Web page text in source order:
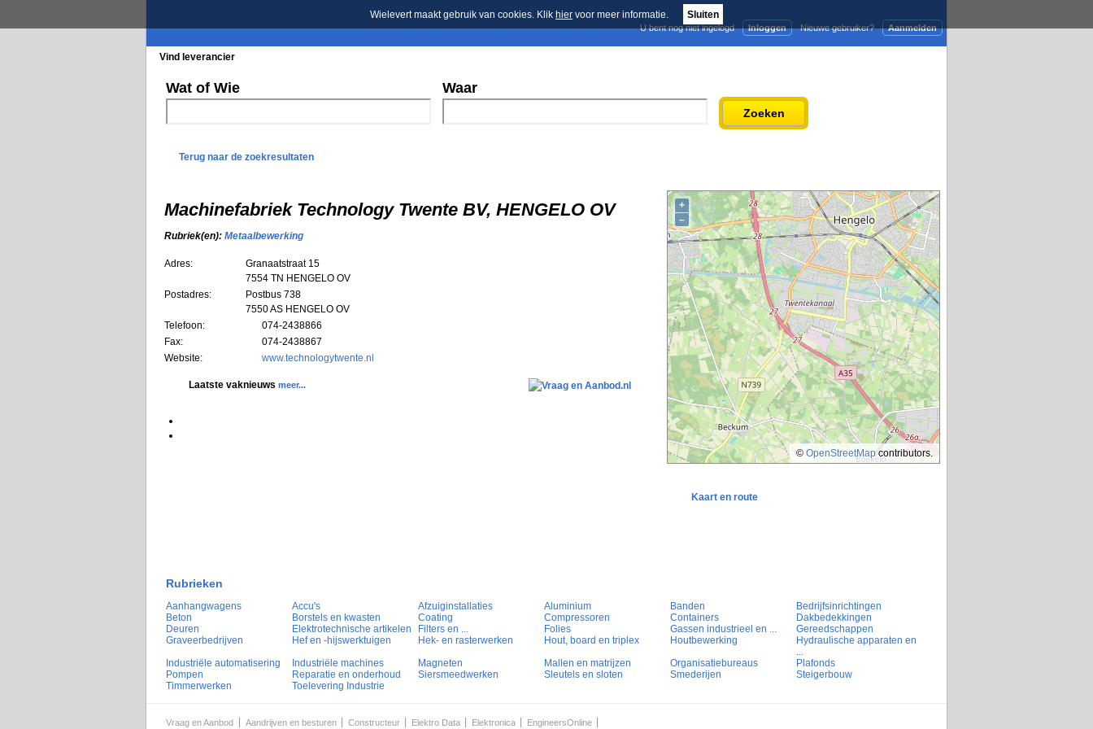
Wielevert maakt gebruik van cookies. Klik hier voor meer informatie. Sluiten
Aanmelden
Nieuwe gebruiker?
Inloggen
U bent nog niet ingelogd
Vind leverancier
Wat of Wie Waar
Zoeken
Terug naar de zoekresultaten
Machinefabriek Technology Twente BV, HENGELO OV
Rubriek(en): Metaalbewerking
Adres:
Granaatstraat 15
7554 TN HENGELO OV
Postadres:
Postbus 738
7550 AS HENGELO OV
Telefoon:
074-2438866
Fax:
074-2438867
Website:
www.technologytwente.nl
Laatste vaknieuws meer...
+
–
© OpenStreetMapcontributors.
Kaart en route
Rubrieken
Aanhangwagens Accu's Afzuiginstallaties Aluminium Banden
Bedrijfsinrichtingen
Beton
Borstels en kwasten Coating Compressoren Containers
Dakbedekkingen
Deuren
Elektrotechnische artikelen Filters en ... Folies Gassen industrieel en ...
Gereedschappen
Graveerbedrijven
Hef en -hijswerktuigen Hek- en rasterwerken Hout, board en triplex Houtbewerking
Hydraulische apparaten en
...
Industriële automatisering
Industriële machines Magneten Mallen en matrijzen Organisatiebureaus
Plafonds
Pompen
Reparatie en onderhoud Siersmeedwerken Sleutels en sloten Smederijen
Steigerbouw
Timmerwerken
Toelevering Industrie
Vraag en Aanbod Aandrijven en besturen Constructeur Elektro Data Elektronica EngineersOnline